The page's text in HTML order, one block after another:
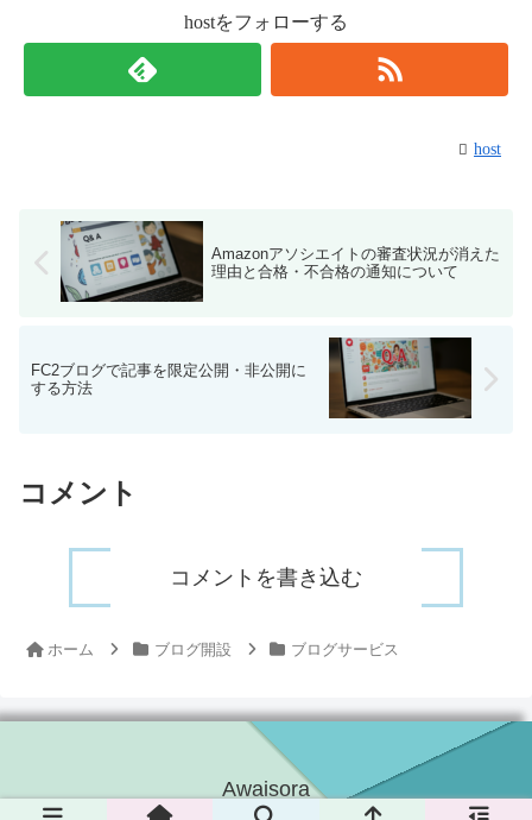
hostをフォローする
host
Amazonアソシエイトの審査状況が消えた
理由と合格・不合格の通知について
FC2ブログで記事を限定公開・非公開に
する方法
コメント
コメントを書き込む
ホーム ブログ開設 ブログサービス
Awaisora